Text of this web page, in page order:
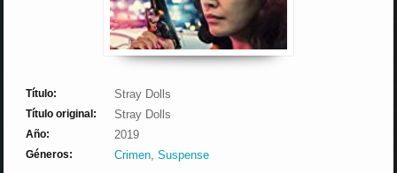
Título: Stray Dolls
Título original: Stray Dolls
Año: 2019
Géneros: Crimen,Suspense